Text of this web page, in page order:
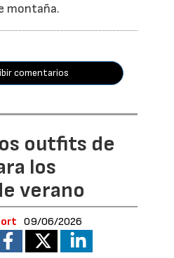
montaña.
comentarios
outfits de
los
verano
09/06/2026